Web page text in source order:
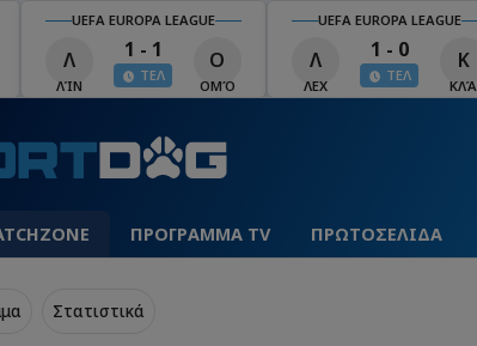
UEFA EUROPA LEAGUE
Λ
ΛΊΝ
1 - 1
ΤΕΛ
Ο
ΟΜΌ
UEFA EUROPA LEAGUE
Λ
ΛΕΧ
1 - 0
ΤΕΛ
Κ
ΚΛΆ
ΠΡΟΓΡΑΜΜΑ TV ΠΡΩΤΟΣΕΛΙΔΑ
Στατιστικά